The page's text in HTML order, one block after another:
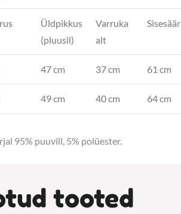
Üldpikkus
(pluusil)
Varruka
alt
Sisesäär
47 cm 37 cm 61 cm
49 cm 40 cm 64 cm
95% puuvill, 5% polüester.
tooted